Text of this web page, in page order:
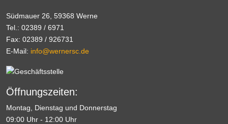
Südmauer 26, 59368 Werne
Tel.: 02389 / 6971
Fax: 02389 / 926731
E-Mail: info@wernersc.de
Öffnungszeiten:
Montag, Dienstag und Donnerstag
09:00 Uhr - 12:00 Uhr